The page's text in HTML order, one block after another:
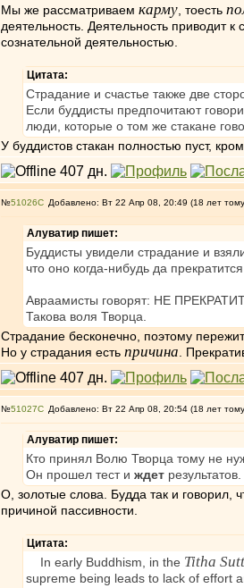
Мы же рассматриваем карму , тоесть
деятельность. Деятельность приводит
сознательной деятельностью.
Цитата:
Страдание и счастье также две
Если буддисты предпочитают
люди, которые о том же стакане
У буддистов стакан полностью пуст,
№51026 Добавлено: Вт 22 Апр 08, 20:49 (18 лет
Алуватир пишет:
Буддисты увидели страдание и
что оно когда-нибудь да
Авраамисты говорят: НЕ
Такова воля Творца.
Страдание бесконечно, поэтому
Но у страдания есть причина .
№51027 Добавлено: Вт 22 Апр 08, 20:54 (18 лет
Алуватир пишет:
Кто принял Волю Творца тому не
Он прошел тест и ждет результатов.
О, золотые слова. Будда так и говорил,
причиной пассивности.
Цитата:
In early Buddhism, in the Titha
supreme being leads to lack of effort